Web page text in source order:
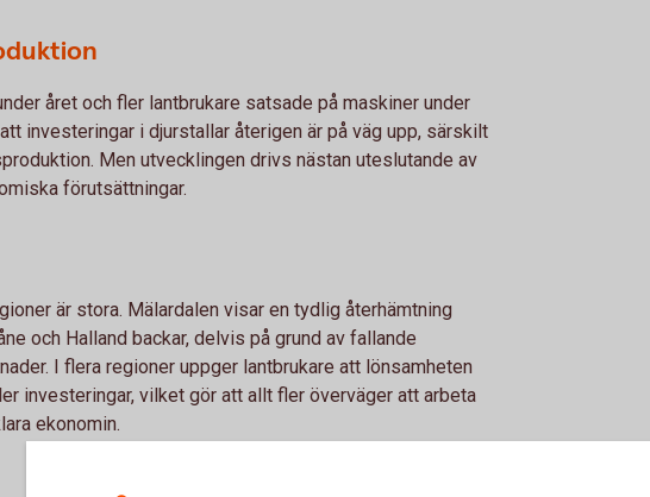
året och fler lantbrukare satsade på maskiner under
investeringar i djurstallar återigen är på väg upp, särskilt
Men utvecklingen drivs nästan uteslutande av
förutsättningar.
är stora. Mälardalen visar en tydlig återhämtning
och Halland backar, delvis på grund av fallande
I flera regioner uppger lantbrukare att lönsamheten
investeringar, vilket gör att allt fler överväger att arbeta
ekonomin.